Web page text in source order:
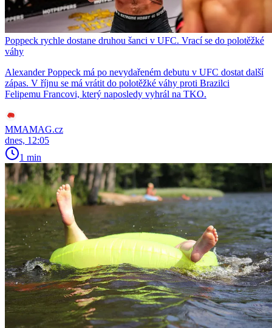
Poppeck rychle dostane druhou šanci v UFC. Vrací se do polotěžké
váhy
Alexander Poppeck má po nevydařeném debutu v UFC dostat další
zápas. V říjnu se má vrátit do polotěžké váhy proti Brazilci
Felipemu Francovi, který naposledy vyhrál na TKO.
MMAMAG.cz
dnes, 12:05
1 min